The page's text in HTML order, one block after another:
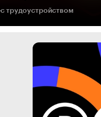
с трудоустройством